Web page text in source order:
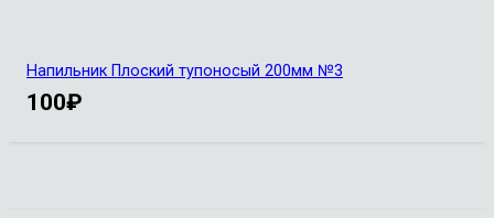
Напильник Плоский тупоносый 200мм №3
100₽